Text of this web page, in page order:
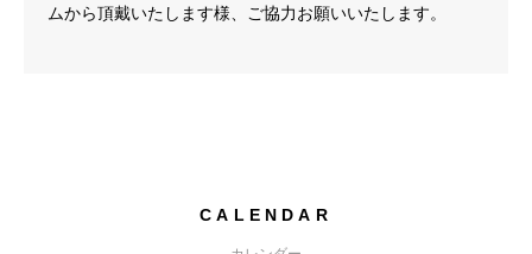
ムから頂戴いたします様、ご協力お願いいたします。
CALENDAR